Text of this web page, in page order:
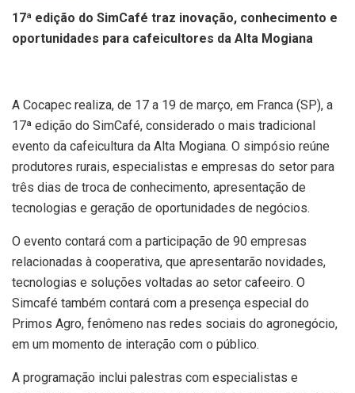
17ª edição do SimCafé traz inovação, conhecimento e
oportunidades para cafeicultores da Alta Mogiana
A Cocapec realiza, de 17 a 19 de março, em Franca (SP), a
17ª edição do SimCafé, considerado o mais tradicional
evento da cafeicultura da Alta Mogiana. O simpósio reúne
produtores rurais, especialistas e empresas do setor para
três dias de troca de conhecimento, apresentação de
tecnologias e geração de oportunidades de negócios.
O evento contará com a participação de 90 empresas
relacionadas à cooperativa, que apresentarão novidades,
tecnologias e soluções voltadas ao setor cafeeiro. O
Simcafé também contará com a presença especial do
Primos Agro, fenômeno nas redes sociais do agronegócio,
em um momento de interação com o público.
A programação inclui palestras com especialistas e